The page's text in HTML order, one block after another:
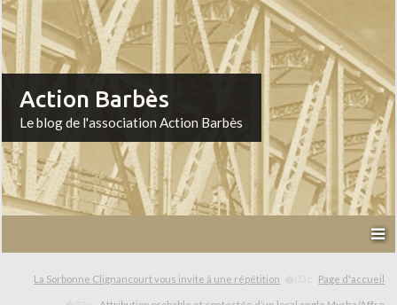
Action Barbès
Le blog de l'association Action Barbès
La Sorbonne Clignancourt vous invite à une répétition Page d'accueil